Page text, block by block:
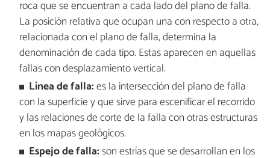
roca que se encuentran a cada lado del plano de falla.
La posición relativa que ocupan una con respecto a otra,
relacionada con el plano de falla, determina la
denominación de cada tipo. Estas aparecen en aquellas
fallas con desplazamiento vertical.
Línea de falla:es la intersección del plano de falla
con la superficie y que sirve para escenificar el recorrido
y las relaciones de corte de la falla con otras estructuras
en los mapas geológicos.
Espejo de falla:son estrías que se desarrollan en los